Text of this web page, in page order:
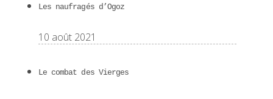
Les naufragés d’Ogoz
10 août 2021
Le combat des Vierges